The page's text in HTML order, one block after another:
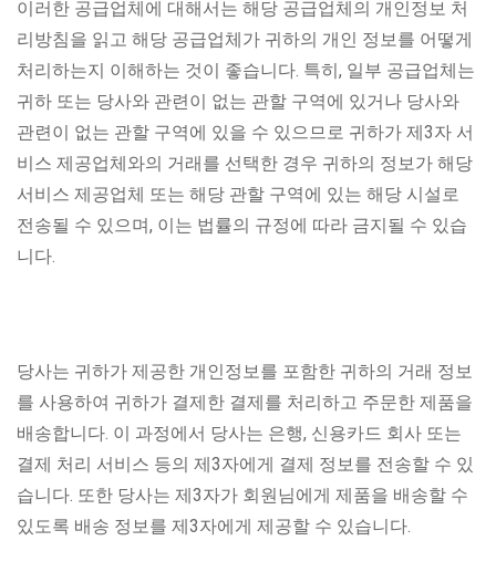
이러한 공급업체에 대해서는 해당 공급업체의 개인정보 처
리방침을 읽고 해당 공급업체가 귀하의 개인 정보를 어떻게
처리하는지 이해하는 것이 좋습니다. 특히, 일부 공급업체는
귀하 또는 당사와 관련이 없는 관할 구역에 있거나 당사와
관련이 없는 관할 구역에 있을 수 있으므로 귀하가 제3자 서
비스 제공업체와의 거래를 선택한 경우 귀하의 정보가 해당
서비스 제공업체 또는 해당 관할 구역에 있는 해당 시설로
전송될 수 있으며, 이는 법률의 규정에 따라 금지될 수 있습
니다.
당사는 귀하가 제공한 개인정보를 포함한 귀하의 거래 정보
를 사용하여 귀하가 결제한 결제를 처리하고 주문한 제품을
배송합니다. 이 과정에서 당사는 은행, 신용카드 회사 또는
결제 처리 서비스 등의 제3자에게 결제 정보를 전송할 수 있
습니다. 또한 당사는 제3자가 회원님에게 제품을 배송할 수
있도록 배송 정보를 제3자에게 제공할 수 있습니다.